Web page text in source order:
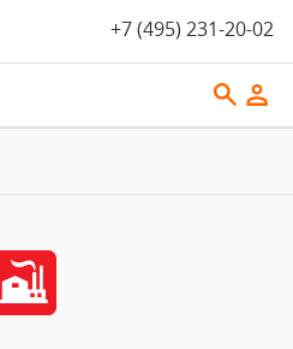
+7 (495) 231-20-02